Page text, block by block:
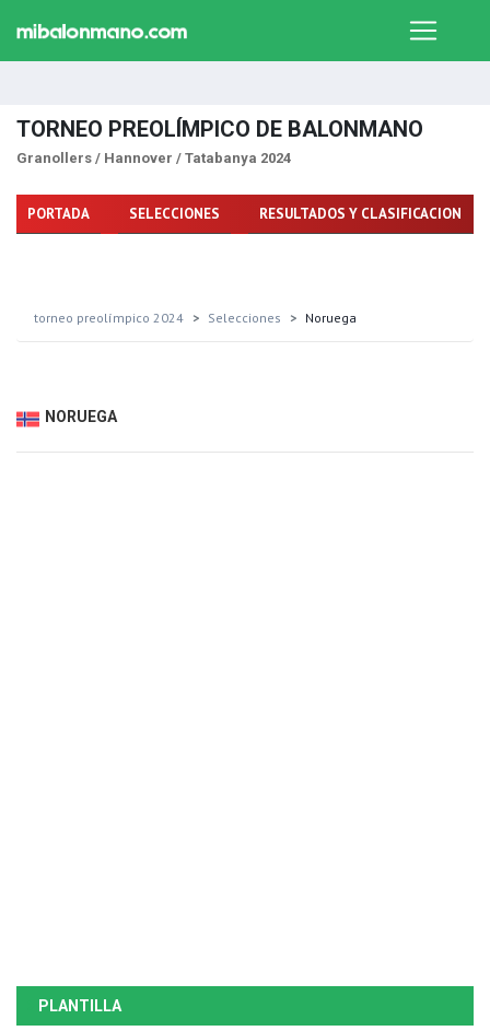
TORNEO PREOLÍMPICO DE BALONMANO
Granollers / Hannover / Tatabanya 2024
PORTADA SELECCIONES RESULTADOS Y CLASIFICACION
torneo preolímpico 2024 Selecciones Noruega
NORUEGA
PLANTILLA